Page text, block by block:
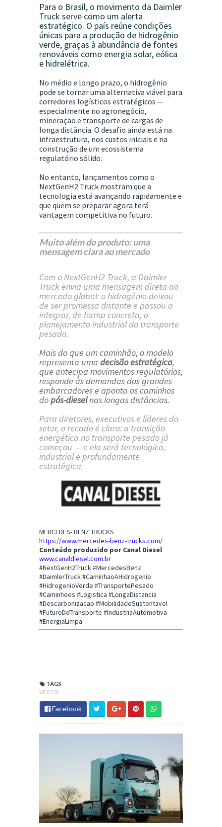
Para o Brasil, o movimento da Daimler
Truck serve como um alerta
estratégico. O país reúne condições
únicas para a produção de hidrogênio
verde, graças à abundância de fontes
renováveis como energia solar, eólica
e hidrelétrica.
No médio e longo prazo, o hidrogênio
pode se tornar uma alternativa viável para
corredores logísticos estratégicos —
especialmente no agronegócio,
mineração e transporte de cargas de
longa distância. O desafio ainda está na
infraestrutura, nos custos iniciais e na
construção de um ecossistema
regulatório sólido.
No entanto, lançamentos como o
NextGenH2 Truck mostram que a
tecnologia está avançando rapidamente e
que quem se preparar agora terá
vantagem competitiva no futuro.
Muito além do produto: uma
mensagem clara ao mercado
Com o NextGenH2 Truck, a Daimler
Truck envia uma mensagem direta ao
mercado global: o hidrogênio deixou
de ser promessa distante e passou a
integrar, de forma concreta, o
planejamento industrial do transporte
pesado.
Mais do que um caminhão, o modelo
representa uma decisão estratégica,
que antecipa movimentos regulatórios,
responde às demandas dos grandes
embarcadores e aponta os caminhos
dopós-dieselnas longas distâncias.
Para diretores, executivos e líderes do
setor, o recado é claro: a transição
energética no transporte pesado já
começou — e ela será tecnológica,
industrial e profundamente
estratégica.
MERCEDES- BENZ TRUCKS
https://www.mercedes-benz-trucks.com/
Conteúdo produzido por Canal Diesel
www.canaldiesel.com.br
#NextGenH2Truck #MercedesBenz
#DaimlerTruck #CaminhaoAHidrogenio
#HidrogenioVerde #TransportePesado
#Caminhoes #Logistica #LongaDistancia
#Descarbonizacao #MobilidadeSustentavel
#FuturoDoTransporte #IndustriaAutomotiva
#EnergiaLimpa
TAGS
VIDEOS
Facebook